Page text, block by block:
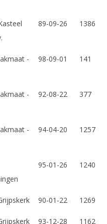
m
89-09-26 1386
-
98-09-01 141
-
92-08-22 377
-
94-04-20 1257
95-01-26 1240
90-01-22 1269
93-12-28 1162